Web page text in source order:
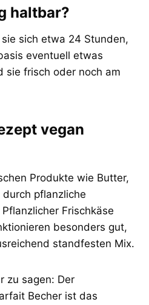
haltbar?
sich etwa 24 Stunden,
eventuell etwas
sie frisch oder noch am
vegan
Produkte wie Butter,
durch pflanzliche
Frischkäse
besonders gut,
standfesten Mix.
zu sagen: Der
Becher ist das